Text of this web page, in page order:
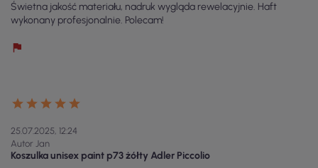
Świetna jakość materiału, nadruk wygląda rewelacyjnie. Haft
wykonany profesjonalnie. Polecam!
25.07.2025, 12:24
Autor Jan
Koszulka unisex paint p73 żółty Adler Piccolio